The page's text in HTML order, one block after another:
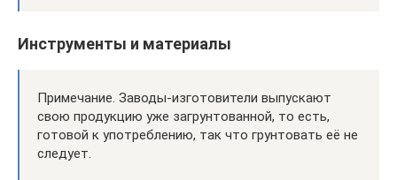
Инструменты и материалы
Примечание. Заводы-изготовители выпускают
свою продукцию уже загрунтованной, то есть,
готовой к употреблению, так что грунтовать её не
следует.